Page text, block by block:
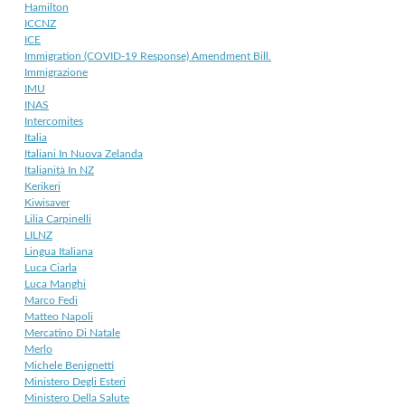
Hamilton
ICCNZ
ICE
Immigration (COVID-19 Response) Amendment Bill.
Immigrazione
IMU
INAS
Intercomites
Italia
Italiani In Nuova Zelanda
Italianità In NZ
Kerikeri
Kiwisaver
Lilia Carpinelli
LILNZ
Lingua Italiana
Luca Ciarla
Luca Manghi
Marco Fedi
Matteo Napoli
Mercatino Di Natale
Merlo
Michele Benignetti
Ministero Degli Esteri
Ministero Della Salute